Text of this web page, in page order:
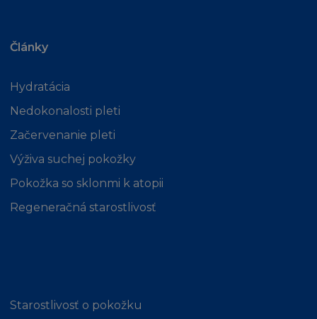
Články
Hydratácia
Nedokonalosti pleti
Začervenanie pleti
Výživa suchej pokožky
Pokožka so sklonmi k atopii
Regeneračná starostlivosť
Starostlivosť o pokožku